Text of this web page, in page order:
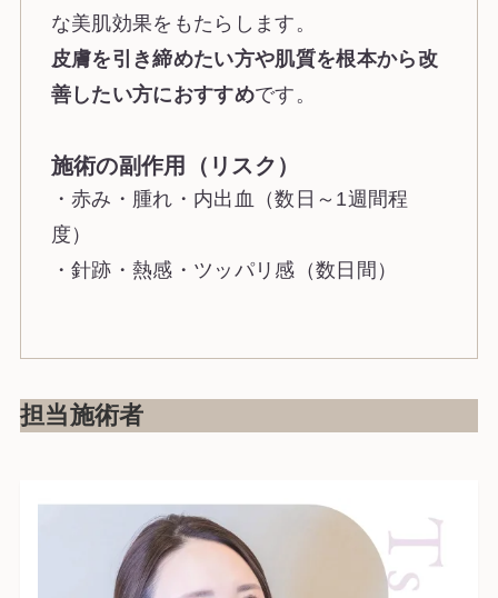
な美肌効果をもたらします。
皮膚を引き締めたい方や肌質を根本から改
善したい方におすすめです。
施術の副作用（リスク）
・赤み・腫れ・内出血（数日～1週間程
度）
・針跡・熱感・ツッパリ感（数日間）
担当施術者